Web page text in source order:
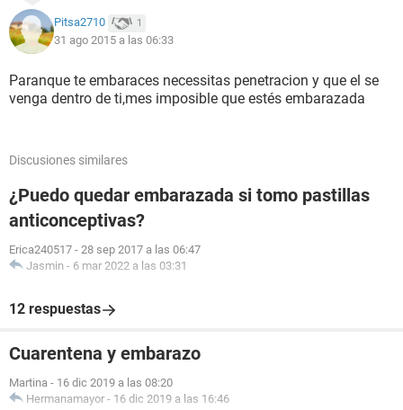
Pitsa2710 1
31 ago 2015 a las 06:33
Paranque te embaraces necessitas penetracion y que el se
venga dentro de ti,mes imposible que estés embarazada
Discusiones similares
¿Puedo quedar embarazada si tomo pastillas
anticonceptivas?
Erica240517 - 28 sep 2017 a las 06:47
Jasmin - 6 mar 2022 a las 03:31
12 respuestas
Cuarentena y embarazo
Martina - 16 dic 2019 a las 08:20
Hermanamayor - 16 dic 2019 a las 16:46